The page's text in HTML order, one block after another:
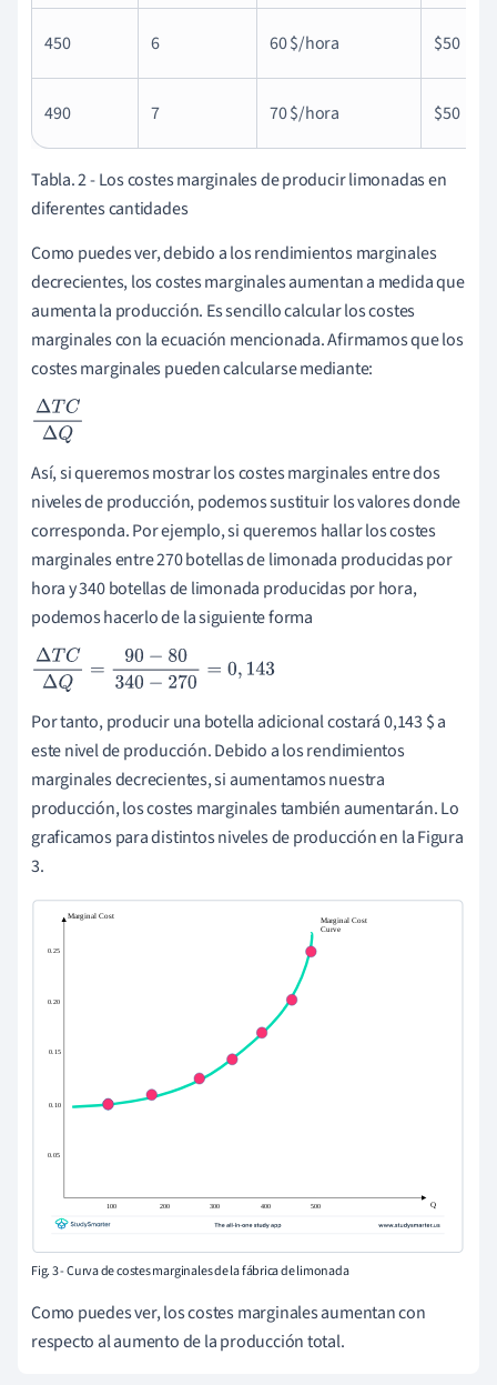
450 6 60 $/hora $50
490 7 70 $/hora $50
Tabla. 2 - Los costes marginales de producir limonadas en
diferentes cantidades
Como puedes ver, debido a los rendimientos marginales
decrecientes, los costes marginales aumentan a medida que
aumenta la producción. Es sencillo calcular los costes
marginales con la ecuación mencionada. Afirmamos que los
costes marginales pueden calcularse mediante:
ΔTCΔQ
Así, si queremos mostrar los costes marginales entre dos
niveles de producción, podemos sustituir los valores donde
corresponda. Por ejemplo, si queremos hallar los costes
marginales entre 270 botellas de limonada producidas por
hora y 340 botellas de limonada producidas por hora,
podemos hacerlo de la siguiente forma
ΔTCΔQ= 90 −80340−270= 0,143
Por tanto, producir una botella adicional costará 0,143 $ a
este nivel de producción. Debido a los rendimientos
marginales decrecientes, si aumentamos nuestra
producción, los costes marginales también aumentarán. Lo
graficamos para distintos niveles de producción en la Figura
3.
Fig. 3 - Curva de costes marginales de la fábrica de limonada
Como puedes ver, los costes marginales aumentan con
respecto al aumento de la producción total.